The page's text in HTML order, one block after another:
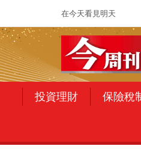
在今天看見明天
投資理財 保險稅